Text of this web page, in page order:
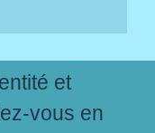
et
vous en